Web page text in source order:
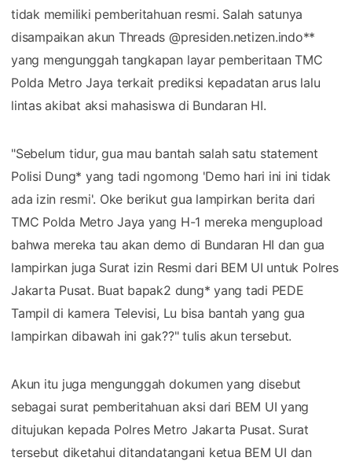
tidak memiliki pemberitahuan resmi. Salah satunya
disampaikan akun Threads @presiden.netizen.indo**
yang mengunggah tangkapan layar pemberitaan TMC
Polda Metro Jaya terkait prediksi kepadatan arus lalu
lintas akibat aksi mahasiswa di Bundaran HI.
"Sebelum tidur, gua mau bantah salah satu statement
Polisi Dung* yang tadi ngomong 'Demo hari ini ini tidak
ada izin resmi'. Oke berikut gua lampirkan berita dari
TMC Polda Metro Jaya yang H-1 mereka mengupload
bahwa mereka tau akan demo di Bundaran HI dan gua
lampirkan juga Surat izin Resmi dari BEM UI untuk Polres
Jakarta Pusat. Buat bapak2 dung* yang tadi PEDE
Tampil di kamera Televisi, Lu bisa bantah yang gua
lampirkan dibawah ini gak??" tulis akun tersebut.
Akun itu juga mengunggah dokumen yang disebut
sebagai surat pemberitahuan aksi dari BEM UI yang
ditujukan kepada Polres Metro Jakarta Pusat. Surat
tersebut diketahui ditandatangani ketua BEM UI dan